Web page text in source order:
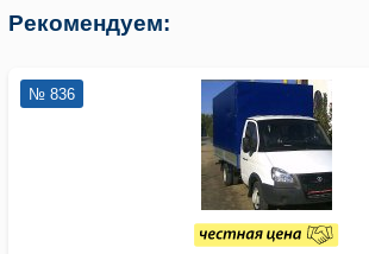
Рекомендуем:
№ 836